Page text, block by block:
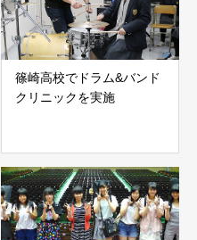
篠崎高校でドラム&バンド
クリニックを実施